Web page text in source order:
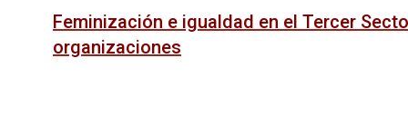
Feminización e igualdad en el Tercer
organizaciones